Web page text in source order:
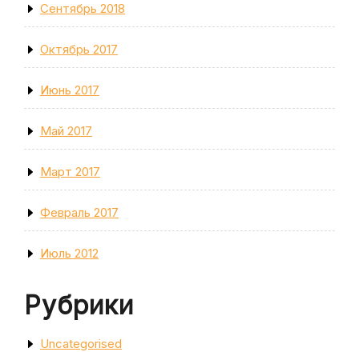
Сентябрь 2018
Октябрь 2017
Июнь 2017
Май 2017
Март 2017
Февраль 2017
Июль 2012
Рубрики
Uncategorised